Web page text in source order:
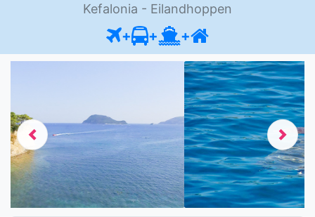
Kefalonia - Eilandhoppen
+ + +
Previous Next